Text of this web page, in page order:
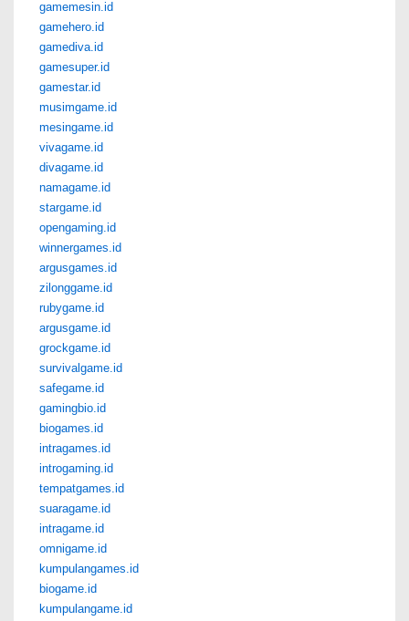
gamemesin.id
gamehero.id
gamediva.id
gamesuper.id
gamestar.id
musimgame.id
mesingame.id
vivagame.id
divagame.id
namagame.id
stargame.id
opengaming.id
winnergames.id
argusgames.id
zilonggame.id
rubygame.id
argusgame.id
grockgame.id
survivalgame.id
safegame.id
gamingbio.id
biogames.id
intragames.id
introgaming.id
tempatgames.id
suaragame.id
intragame.id
omnigame.id
kumpulangames.id
biogame.id
kumpulangame.id